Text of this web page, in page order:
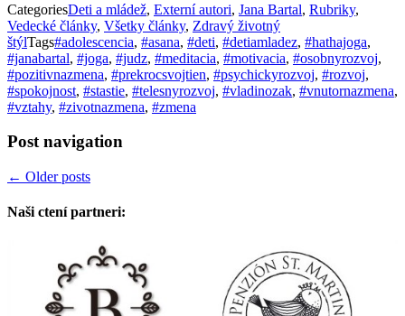
CategoriesDeti a mládež, Externí autori, Jana Bartal, Rubriky,
Vedecké články, Všetky články, Zdravý životný
štýlTags#adolescencia, #asana, #deti, #detiamladez, #hathajoga,
#janabartal, #joga, #judz, #meditacia, #motivacia, #osobnyrozvoj,
#pozitivnazmena, #prekrocsvojtien, #psychickyrozvoj, #rozvoj,
#spokojnost, #stastie, #telesnyrozvoj, #vladinozak, #vnutornazmena,
#vztahy, #zivotnazmena, #zmena
Post navigation
← Older posts
Naši ctení partneri: